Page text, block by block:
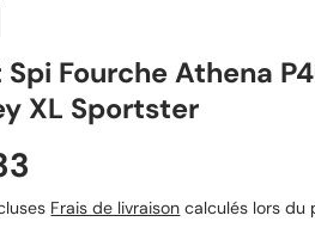
Fourche Athena
XL Sportster
Frais de livraison calculés lors du